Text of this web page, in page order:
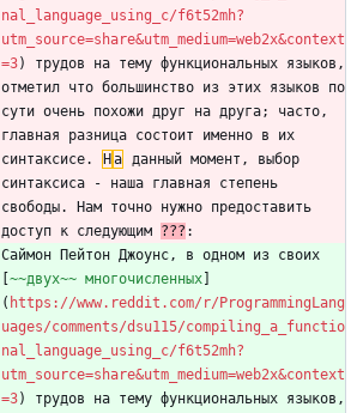
nal_language_using_c/f6t52mh?
utm_source=share&utm_medium=web2x&context
=3) трудов на тему функциональных языков,
отметил что большинство из этих языков по
сути очень похожи друг на друга; часто,
главная разница состоит именно в их
синтаксисе.
Н а данный момент, выбор
синтаксиса - наша главная степень
свободы. Нам точно нужно предоставить
доступ к следующим ???
Саймон Пейтон Джоунс, в одном из своих
~~двух~~ многочисленных
( https://www.reddit.com/r/ProgrammingLang
uages/comments/dsu115/compiling_a_functio
nal_language_using_c/f6t52mh?
utm_source=share&utm_medium=web2x&context
=3) трудов на тему функциональных языков,